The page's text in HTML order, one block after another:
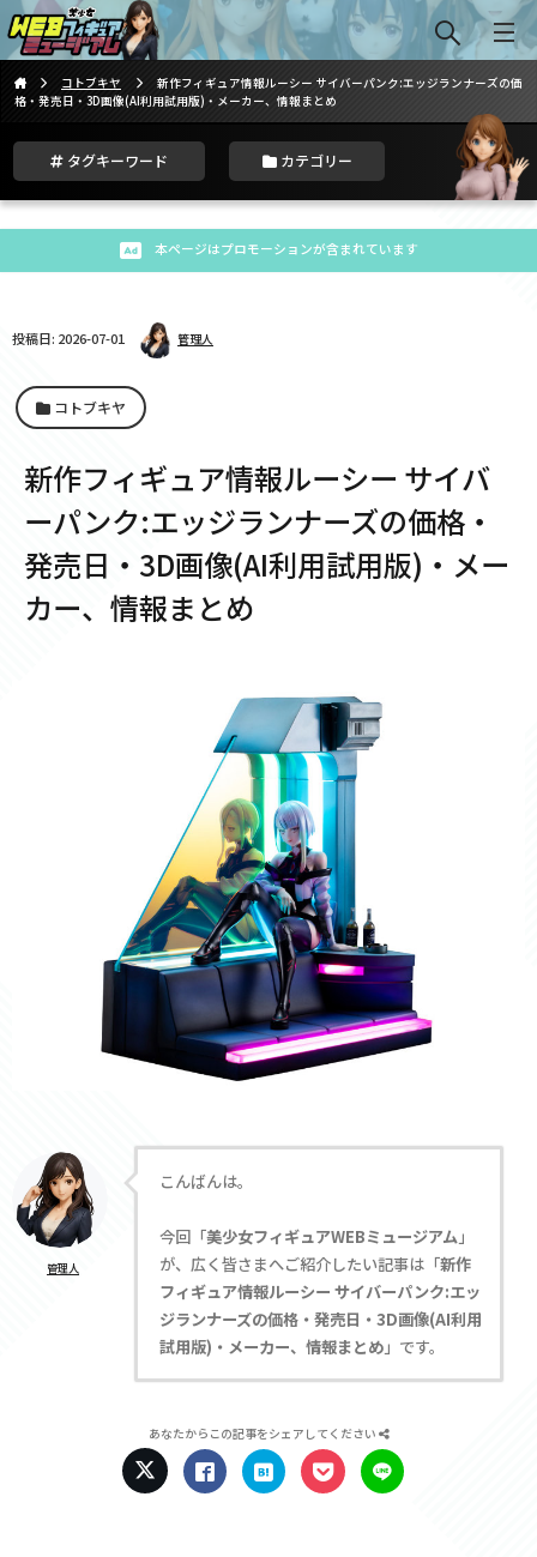
コトブキヤ
新作フィギュア情報ルーシー サイバーパンク:エッジランナーズの価
格・発売日・3D画像(AI利用試用版)・メーカー、情報まとめ
タグキーワード カテゴリー
本ページはプロモーションが含まれています
投稿日: 2026-07-01 管理人
コトブキヤ
新作フィギュア情報ルーシー サイバ
ーパンク:エッジランナーズの価格・
発売日・3D画像(AI利用試用版)・メー
カー、情報まとめ
管理人
こんばんは。
今回「美少女フィギュアWEBミュージアム」
が、広く皆さまへご紹介したい記事は「新作
フィギュア情報ルーシー サイバーパンク:エッ
ジランナーズの価格・発売日・3D画像(AI利用
試用版)・メーカー、情報まとめ」です。
あなたからこの記事をシェアしてください